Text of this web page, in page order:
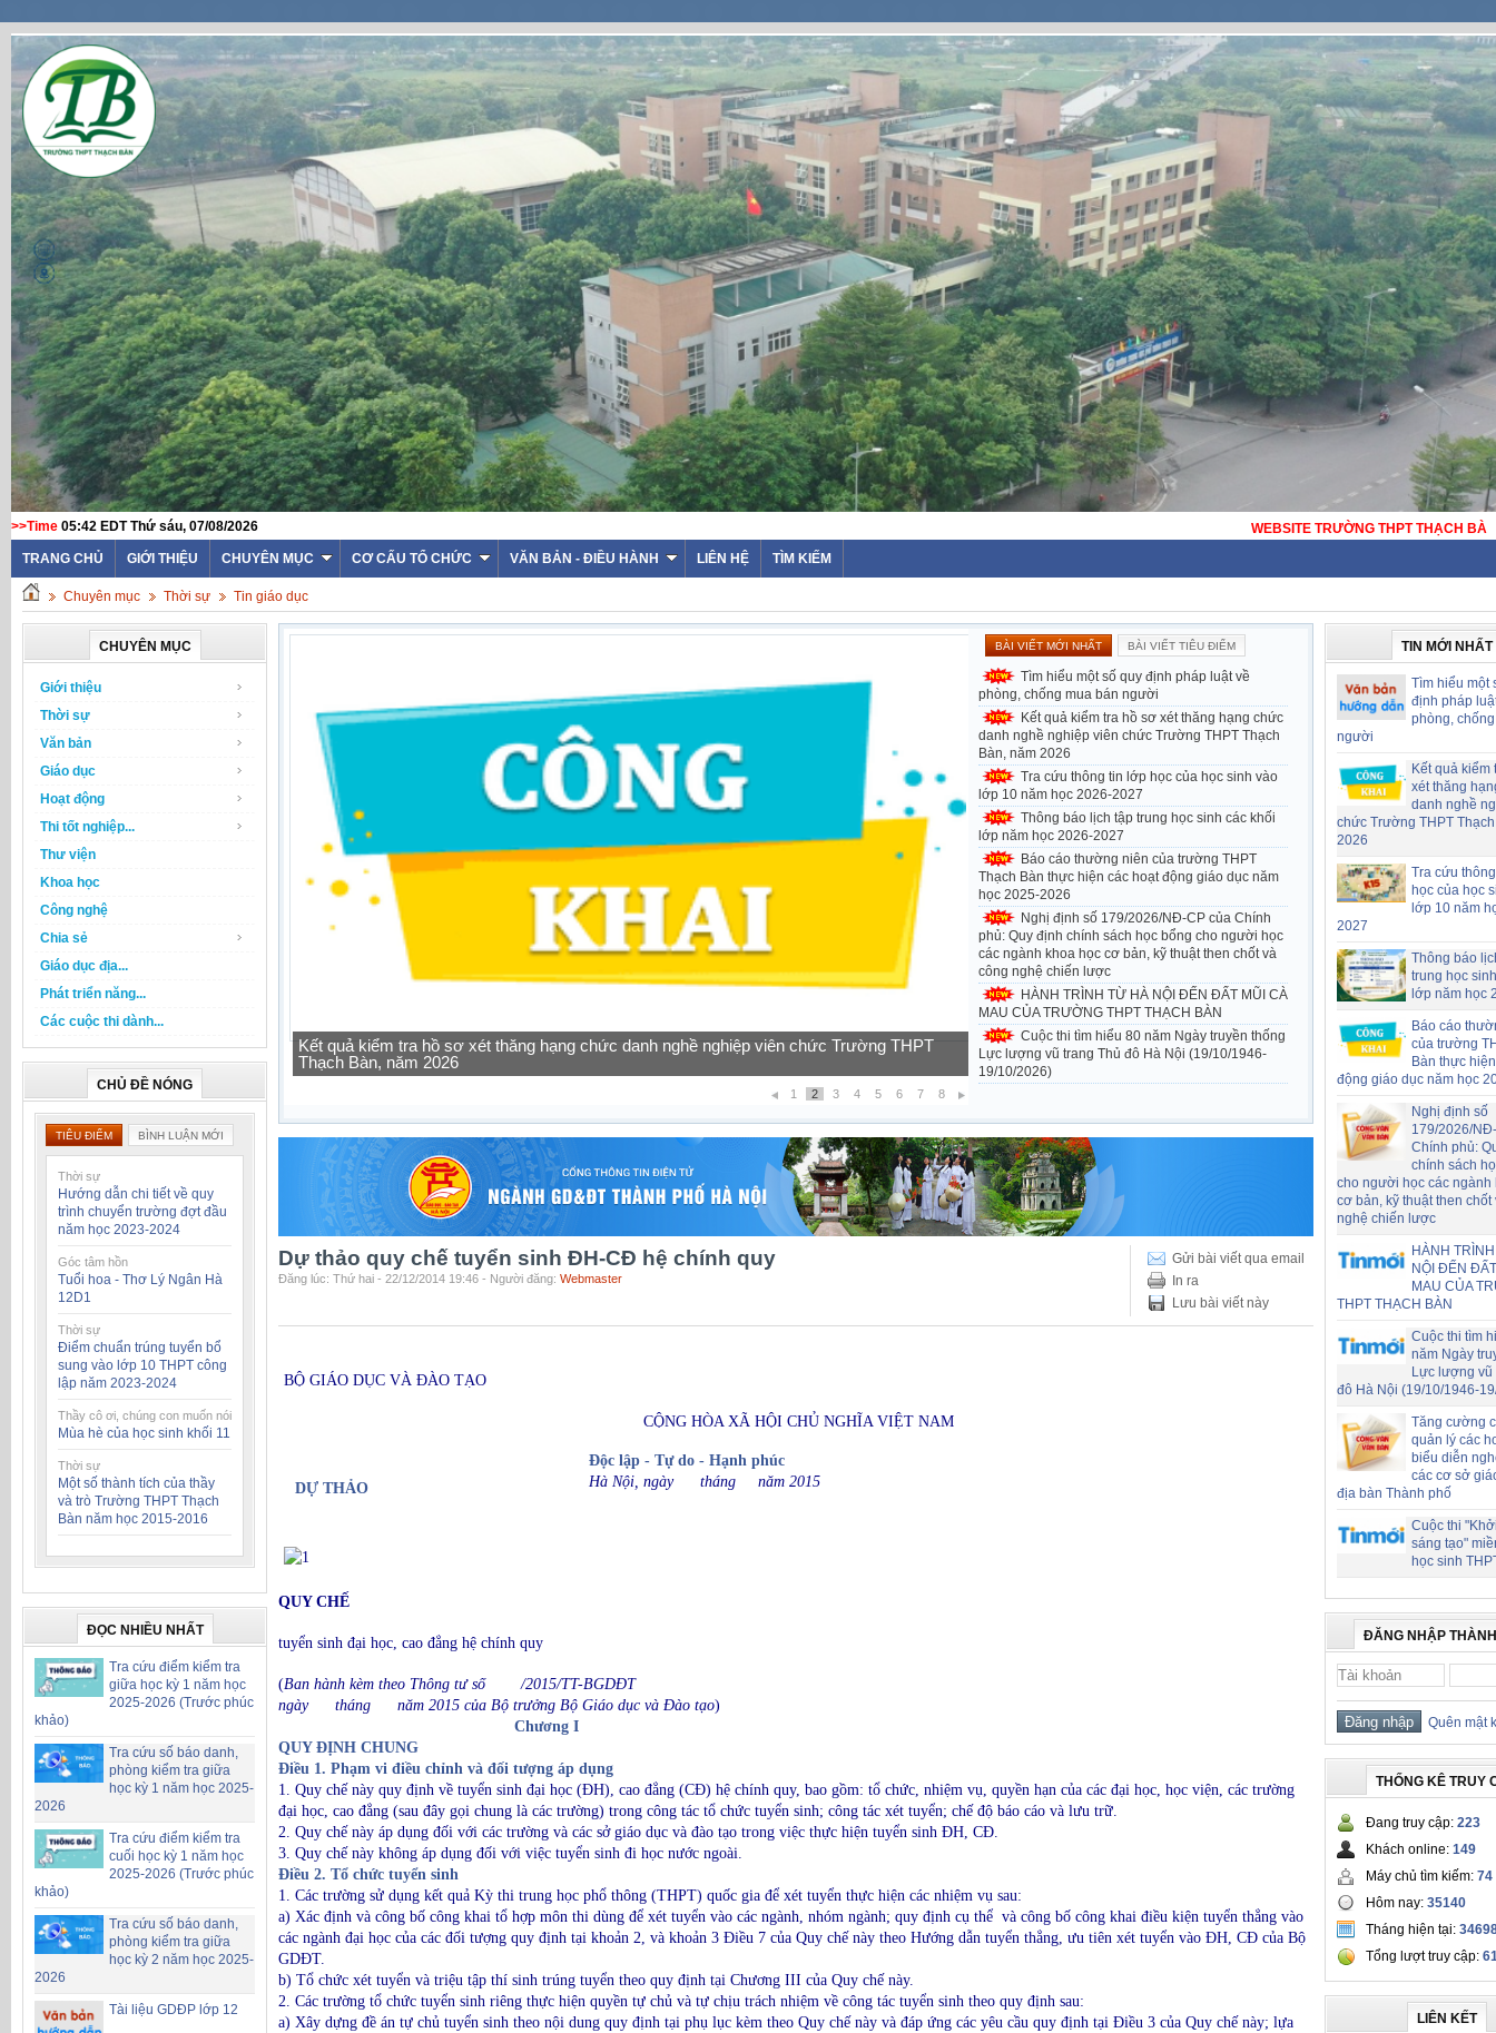
>>Time 05:42 EDT Thứ sáu, 07/08/2026
WEBSITE TRƯỜNG THPT THẠCH
TRANG CHỦ
GIỚI THIỆU CHUYÊN MỤC CƠ CẤU TỔ CHỨC VĂN BẢN - ĐIỀU HÀNH LIÊN HỆ TÌM KIẾM
Chuyên mục Thời sự Tin giáo dục
CHUYÊN MỤC
Giới thiệu
Thời sự
Văn bản
Giáo dục
Hoạt động
Thi tốt nghiệp...
Thư viện
Khoa học
Công nghệ
Chia sẻ
Giáo dục địa...
Phát triển năng...
Các cuộc thi dành...
CHỦ ĐỀ NÓNG
TIÊU ĐIỂM BÌNH LUẬN MỚI
Thời sự
Hướng dẫn chi tiết về quy
trình chuyển trường đợt đầu
năm học 2023-2024
Góc tâm hồn
Tuổi hoa - Thơ Lý Ngân Hà
12D1
Thời sự
Điểm chuẩn trúng tuyển bổ
sung vào lớp 10 THPT công
lập năm 2023-2024
Thầy cô ơi, chúng con muốn nói
Mùa hè của học sinh khối 11
Thời sự
Một số thành tích của thầy
và trò Trường THPT Thạch
Bàn năm học 2015-2016
ĐỌC NHIỀU NHẤT
Tra cứu điểm kiểm tra
giữa học kỳ 1 năm học
2025-2026 (Trước phúc
khảo)
Tra cứu số báo danh,
phòng kiểm tra giữa
học kỳ 1 năm học 2025-
2026
Tra cứu điểm kiểm tra
cuối học kỳ 1 năm học
2025-2026 (Trước phúc
khảo)
Tra cứu số báo danh,
phòng kiểm tra giữa
học kỳ 2 năm học 2025-
2026
Tài liệu GDĐP lớp 12
Tra cứu thông tin lớp học của học sinh vào lớp 10 năm học 2026-2027
1 2 3 4 5 6 7 8
BÀI VIẾT MỚI NHẤT BÀI VIẾT TIÊU ĐIỂM
Tìm hiểu một số quy định pháp luật về
phòng, chống mua bán người
Kết quả kiểm tra hồ sơ xét thăng hạng chức
danh nghề nghiệp viên chức Trường THPT Thạch
Bàn, năm 2026
Tra cứu thông tin lớp học của học sinh vào
lớp 10 năm học 2026-2027
Thông báo lịch tập trung học sinh các khối
lớp năm học 2026-2027
Báo cáo thường niên của trường THPT
Thạch Bàn thực hiện các hoạt động giáo dục năm
học 2025-2026
Nghị định số 179/2026/NĐ-CP của Chính
phủ: Quy định chính sách học bổng cho người học
các ngành khoa học cơ bản, kỹ thuật then chốt và
công nghệ chiến lược
HÀNH TRÌNH TỪ HÀ NỘI ĐẾN ĐẤT MŨI CÀ
MAU CỦA TRƯỜNG THPT THẠCH BÀN
Cuộc thi tìm hiểu 80 năm Ngày truyền thống
Lực lượng vũ trang Thủ đô Hà Nội (19/10/1946-
19/10/2026)
Gửi bài viết qua email
In ra
Lưu bài viết này
Dự thảo quy chế tuyển sinh ĐH-CĐ hệ chính quy
Đăng lúc: Thứ hai - 22/12/2014 19:46 - Người đăng: Webmaster
BỘ GIÁO DỤC VÀ ĐÀO TẠO
DỰ THẢO
CỘNG HÒA XÃ HỘI CHỦ NGHĨA VIỆT NAM
Độc lập - Tự do - Hạnh phúc
Hà Nội, ngày tháng năm 2015
QUY CHẾ
tuyển sinh đại học, cao đẳng hệ chính quy
(Ban hành kèm theo Thông tư số /2015/TT-BGDĐT
ngày tháng năm 2015 của Bộ trưởng Bộ Giáo dục và Đào tạo)
Chương I
QUY ĐỊNH CHUNG
Điều 1. Phạm vi điều chỉnh và đối tượng áp dụng
1. Quy chế này quy định về tuyển sinh đại học (ĐH), cao đẳng (CĐ) hệ chính quy, bao gồm: tổ chức, nhiệm vụ, quyền hạn của các đại học, học viện, các trường
đại học, cao đẳng (sau đây gọi chung là các trường) trong công tác tổ chức tuyển sinh; công tác xét tuyển; chế độ báo cáo và lưu trữ.
2. Quy chế này áp dụng đối với các trường và các sở giáo dục và đào tạo trong việc thực hiện tuyển sinh ĐH, CĐ.
3. Quy chế này không áp dụng đối với việc tuyển sinh đi học nước ngoài.
Điều 2. Tổ chức tuyển sinh
1. Các trường sử dụng kết quả Kỳ thi trung học phổ thông (THPT) quốc gia để xét tuyển thực hiện các nhiệm vụ sau:
a) Xác định và công bố công khai tổ hợp môn thi dùng để xét tuyển vào các ngành, nhóm ngành; quy định cụ thể và công bố công khai điều kiện tuyển thẳng vào
các ngành đại học của các đối tượng quy định tại khoản 2, và khoản 3 Điều 7 của Quy chế này theo Hướng dẫn tuyển thẳng, ưu tiên xét tuyển vào ĐH, CĐ của Bộ
GDĐT.
b) Tổ chức xét tuyển và triệu tập thí sinh trúng tuyển theo quy định tại Chương III của Quy chế này.
2. Các trường tổ chức tuyển sinh riêng thực hiện quyền tự chủ và tự chịu trách nhiệm về công tác tuyển sinh theo quy định sau:
a) Xây dựng đề án tự chủ tuyển sinh theo nội dung quy định tại phụ lục kèm theo Quy chế này và đáp ứng các yêu cầu quy định tại Điều 3 của Quy chế này; lựa
TIN MỚI NHẤT
Tìm hiểu một
định pháp
phòng,
người
Kết quả kiểm
xét thăng
danh nghề
chức Trường THPT
2026
Tra cứu
học của học
lớp 10 năm
2027
Thông báo
trung học
lớp năm học
Báo cáo
của trường
Bàn thực
động giáo dục năm học
Nghị định số
179/2026/
Chính phủ:
chính sách
cho người học các ngành
cơ bản, kỹ thuật then chốt
nghệ chiến lược
HÀNH
NỘI ĐẾN
MAU CỦA
THPT THẠCH BÀN
Cuộc thi tìm
năm Ngày
Lực lượng vũ
đô Hà Nội (19/10/1946-
Tăng cường
quản lý các
biểu diễn
các cơ sở
địa bàn Thành phố
Cuộc thi
sáng tạo"
học sinh
ĐĂNG NHẬP
Quên mật
THỐNG KÊ TRUY
Đang truy cập: 223
Khách online: 149
Máy chủ tìm kiếm: 74
Hôm nay: 35140
Tháng hiện tại:
Tổng lượt truy cập:
LIÊN KẾT